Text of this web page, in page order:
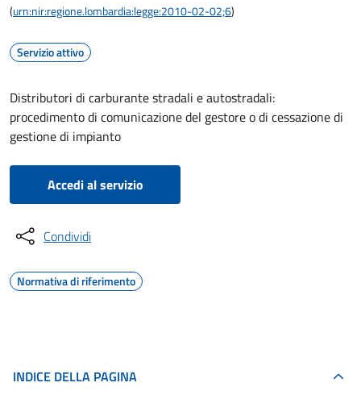
(urn:nir:regione.lombardia:legge:2010-02-02;6)
Servizio attivo
Distributori di carburante stradali e autostradali:
procedimento di comunicazione del gestore o di cessazione di
gestione di impianto
Accedi al servizio
Condividi
Normativa di riferimento
INDICE DELLA PAGINA